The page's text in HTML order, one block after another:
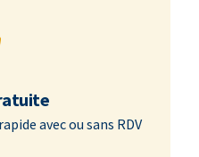
avec ou sans RDV